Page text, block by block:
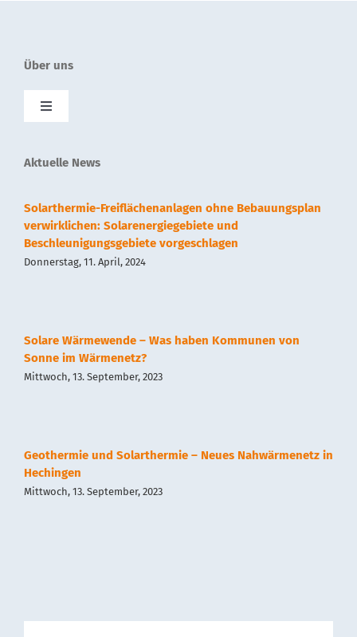
Über uns
Toggle
Presse
Datenschutz
Aktuelle News
Solarthermie-Freiflächenanlagen ohne Bebauungsplan
verwirklichen: Solarenergiegebiete und
Beschleunigungsgebiete vorgeschlagen
Donnerstag, 11. April, 2024
Solare Wärmewende – Was haben Kommunen von
Sonne im Wärmenetz?
Mittwoch, 13. September, 2023
Geothermie und Solarthermie – Neues Nahwärmenetz in
Hechingen
Mittwoch, 13. September, 2023